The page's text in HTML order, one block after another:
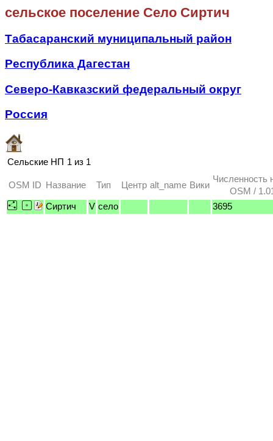
сельское поселение Село Сиртич
Табасаранский муниципальный район
Республика Дагестан
Северо-Кавказский федеральный округ
Россия
Сельские НП 1 из 1
OSM ID Название Тип Центр alt_name Вики
Численность
OSM /
Сиртич
V село 3695